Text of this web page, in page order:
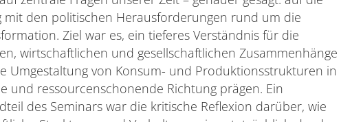
mit den politischen Herausforderungen rund um die
Ziel war es, ein tieferes Verständnis für die
wirtschaftlichen und gesellschaftlichen Zusammenhänge
Umgestaltung von Konsum- und Produktionsstrukturen in
und ressourcenschonende Richtung prägen. Ein
des Seminars war die kritische Reflexion darüber, wie